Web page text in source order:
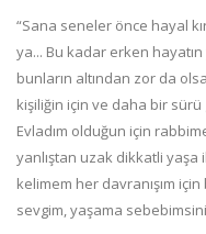
“Sana seneler önce hayal
ya... Bu kadar erken hayatın
bunların altından zor da
kişiliğin için ve daha bir sürü
Evladım olduğun için
yanlıştan uzak dikkatli yaşa
kelimem her davranışım
sevgim, yaşama